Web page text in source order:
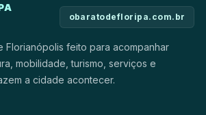
obaratodefloripa.com.br
Florianópolis feito para acompanhar
mobilidade, turismo, serviços e
a cidade acontecer.